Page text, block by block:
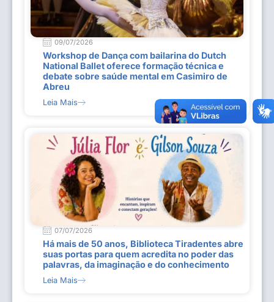
09/07/2026
Workshop de Dança com bailarina do Dutch
National Ballet oferece formação técnica e
debate sobre saúde mental em Casimiro de
Abreu
Leia Mais
07/07/2026
Há mais de 50 anos, Biblioteca Tiradentes abre
suas portas para quem acredita no poder das
palavras, da imaginação e do conhecimento
Leia Mais